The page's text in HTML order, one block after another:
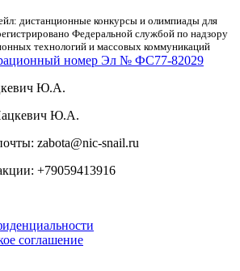
дистанционные конкурсы и олимпиады для
Федеральной службой по надзору
технологий и массовых коммуникаций
номер Эл № ФС77-82029
Ю.А.
Ю.А.
zabota@nic-snail.ru
+79059413916
соглашение